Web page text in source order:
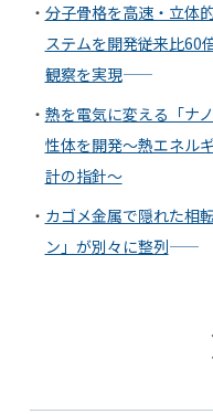
分子骨格を高速・立体
ステムを開発――従来比
観察を実現――
熱を電気に変える「ナ
性体を開発〜熱エネル
計の指針〜
カゴメ金属で隠れた相
ン」が別々に整列――